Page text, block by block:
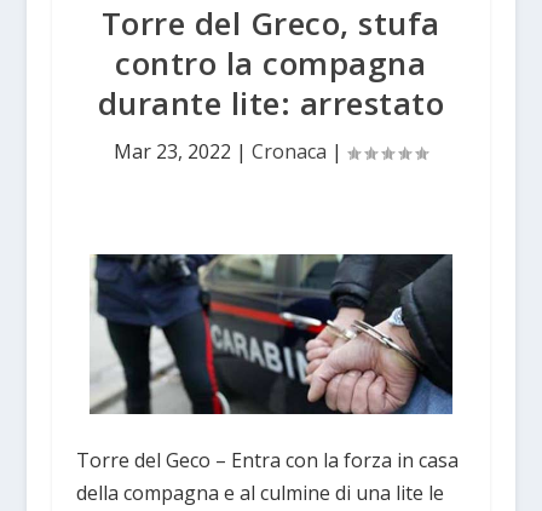
Torre del Greco, stufa
contro la compagna
durante lite: arrestato
Mar 23, 2022 |Cronaca |
Torre del Geco – Entra con la forza in casa
della compagna e al culmine di una lite le